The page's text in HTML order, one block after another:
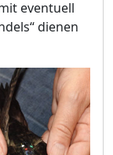
eventuell
dienen